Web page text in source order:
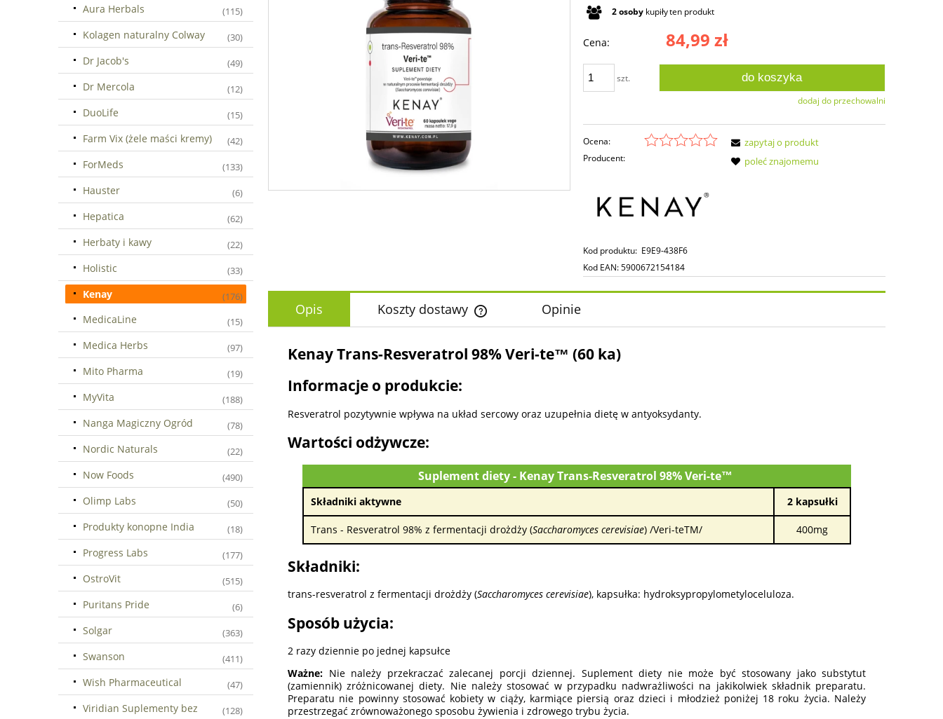
Aura Herbals (115)
Kolagen naturalny Colway (30)
Dr Jacob's (49)
Dr Mercola (12)
DuoLife (15)
Farm Vix (żele maści kremy) (42)
ForMeds (133)
Hauster (6)
Hepatica (62)
Herbaty i kawy (22)
Holistic (33)
Kenay (176)
MedicaLine (15)
Medica Herbs (97)
Mito Pharma (19)
MyVita (188)
Nanga Magiczny Ogród (78)
Nordic Naturals (22)
Now Foods (490)
Olimp Labs (50)
Produkty konopne India (18)
Progress Labs (177)
OstroVit (515)
Puritans Pride (6)
Solgar (363)
Swanson (411)
Wish Pharmaceutical (47)
Viridian Suplementy bez
(128)
Cena nie zawiera ewentualnych kosztów
płatności
2osoby kupiłyten produkt
Cena: 84,99 zł
szt. do koszyka
dodaj do przechowalni
Ocena:
Producent:
Kod produktu: E9E9-438F6
Kod EAN:5900672154184
zapytaj o produkt
poleć znajomemu
Opis Koszty dostawy
Cena nie zawiera ewentualnych kosztów
płatności
Opinie
Kenay Trans-Resveratrol 98% Veri-te™ (60 ka)
Informacje o produkcie:
Resveratrol pozytywnie wpływa na układ sercowy oraz uzupełnia dietę w antyoksydanty.
Wartości odżywcze:
Suplement diety - Kenay Trans-Resveratrol 98% Veri-te™
Składniki aktywne 2 kapsułki
Trans - Resveratrol 98% z fermentacji drożdży (Saccharomyces cerevisiae) /Veri-teTM/ 400mg
Składniki:
trans-resveratrol z fermentacji drożdży (Saccharomyces cerevisiae), kapsułka: hydroksypropylometyloceluloza.
Sposób użycia:
2 razy dziennie po jednej kapsułce
Ważne: Nie należy przekraczać zalecanej porcji dziennej. Suplement diety nie może być stosowany jako substytut
(zamiennik) zróżnicowanej diety. Nie należy stosować w przypadku nadwrażliwości na jakikolwiek składnik preparatu.
Preparatu nie powinny stosować kobiety w ciąży, karmiące piersią oraz dzieci i młodzież poniżej 18 roku życia. Należy
przestrzegać zrównoważonego sposobu żywienia i zdrowego trybu życia.